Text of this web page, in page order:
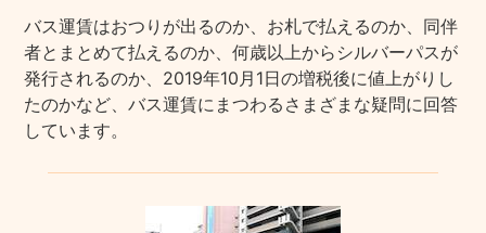
バス運賃はおつりが出るのか、お札で払えるのか、同伴
者とまとめて払えるのか、何歳以上からシルバーパスが
発行されるのか、2019年10月1日の増税後に値上がりし
たのかなど、バス運賃にまつわるさまざまな疑問に回答
しています。